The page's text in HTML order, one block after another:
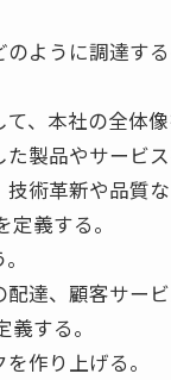
ように調達す
、本社の全体像
製品やサービ
術革新や品質
義する。
達、顧客サー
する。
作り上げる。